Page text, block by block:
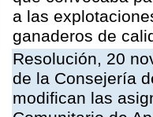
a las
ganaderos de
Resolución, 20
de la Consejería
modifican las